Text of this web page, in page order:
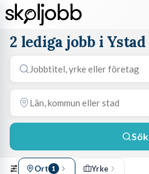
2 lediga jobb i Ystad
Sök
Ort 1 Yrke